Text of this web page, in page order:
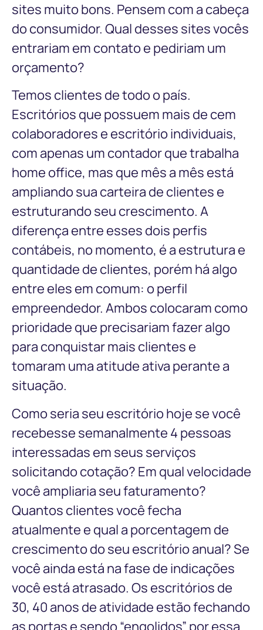
sites muito bons. Pensem com a cabeça
do consumidor. Qual desses sites vocês
entrariam em contato e pediriam um
orçamento?
Temos clientes de todo o país.
Escritórios que possuem mais de cem
colaboradores e escritório individuais,
com apenas um contador que trabalha
home office, mas que mês a mês está
ampliando sua carteira de clientes e
estruturando seu crescimento. A
diferença entre esses dois perfis
contábeis, no momento, é a estrutura e
quantidade de clientes, porém há algo
entre eles em comum: o perfil
empreendedor. Ambos colocaram como
prioridade que precisariam fazer algo
para conquistar mais clientes e
tomaram uma atitude ativa perante a
situação.
Como seria seu escritório hoje se você
recebesse semanalmente 4 pessoas
interessadas em seus serviços
solicitando cotação? Em qual velocidade
você ampliaria seu faturamento?
Quantos clientes você fecha
atualmente e qual a porcentagem de
crescimento do seu escritório anual? Se
você ainda está na fase de indicações
você está atrasado. Os escritórios de
30, 40 anos de atividade estão fechando
as portas e sendo “engolidos” por essa